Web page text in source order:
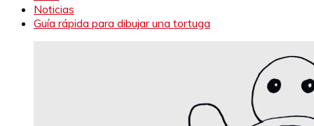
Noticias
Guía rápida para dibujar una tortuga